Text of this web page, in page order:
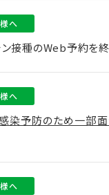
へ
接種のWeb予約を終
へ
染予防のため一部
へ